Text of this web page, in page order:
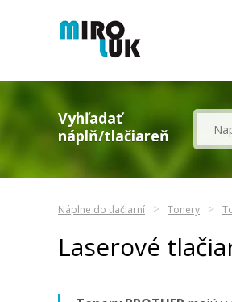
Vyhľadať
náplň/tlačiareň
Náplne do tlačiarní Tonery
Laserové